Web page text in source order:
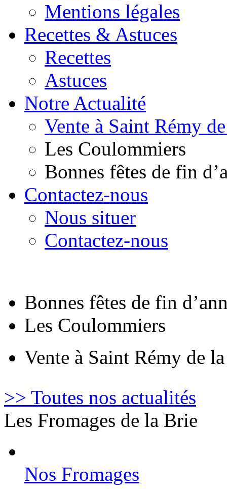
Mentions légales
Recettes & Astuces
Recettes
Astuces
Notre Actualité
Vente à Saint Rémy
Les Coulommiers
Bonnes fêtes de fin
Contactez-nous
Nous situer
Contactez-nous
Bonnes fêtes de fin
Les Coulommiers
Vente à Saint Rémy de
>> Toutes nos actualités
Les Fromages de la Brie
Nos Fromages